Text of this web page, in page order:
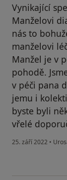
Vynikající
Manželovi
nás to
manželovi
Manžel je v
pohodě.
v péči pana
jemu i
byste byli
vřelé
25. září 2022 •